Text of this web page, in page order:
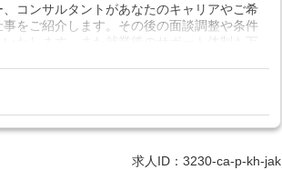
コンサルタントがあなたのキャリアやご希
をご紹介します。その後の面談調整や条件
たします。また就業後のサポート体制も万
スタッフがよろこんでフォローいたしま
たい！など、興味本位でも構いませんの
、主婦歓迎、主夫歓迎、曜日相談可、土日
求人ID：3230-ca-p-kh-jak